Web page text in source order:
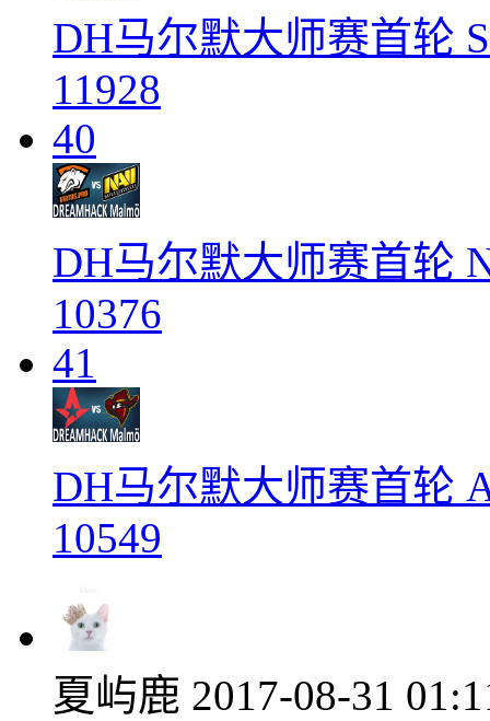
DH马尔默大师赛首轮
11928
40
DH马尔默大师赛首轮
10376
41
DH马尔默大师赛首轮
10549
夏屿鹿 2017-08-31